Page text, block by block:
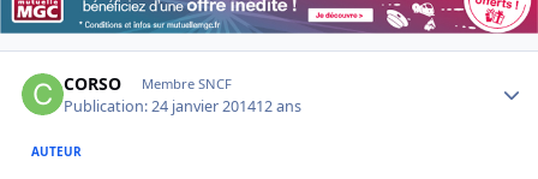
CORSO Membre SNCF
Publication:24 janvier 201412 ans
AUTEUR